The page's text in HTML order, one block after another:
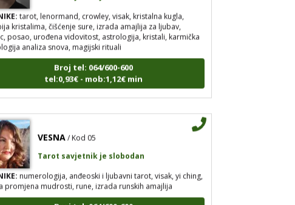
tarot, lenormand, crowley, visak, kristalna kugla,
kristalima, čišćenje sure, izrada amajlija za ljubav,
posao, urođena vidovitost, astrologija, kristali, karmička
analiza snova, magijski rituali
Broj tel: 064/600-600
tel:0,93€ - mob:1,12€ min
VESNA / Kod 05
Tarot savjetnik je slobodan
numerologija, anđeoski i ljubavni tarot, visak, yi ching,
promjena mudrosti, rune, izrada runskih amajlija
Broj tel: 064/600-600